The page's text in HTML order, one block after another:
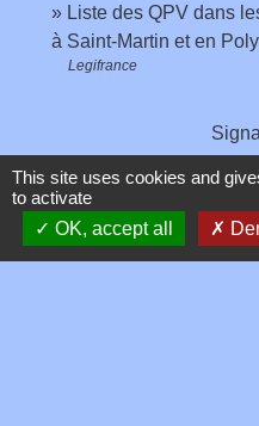
Liste des QPV dans
à Saint-Martin et en
Legifrance
This site uses cookies and
to activate
OK, accept all